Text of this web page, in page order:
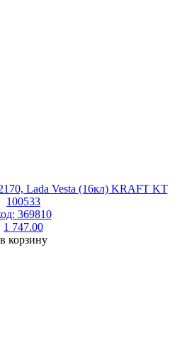
Lada Vesta (16кл) KRAFT KT
100533
369810
1 747.00
в корзину